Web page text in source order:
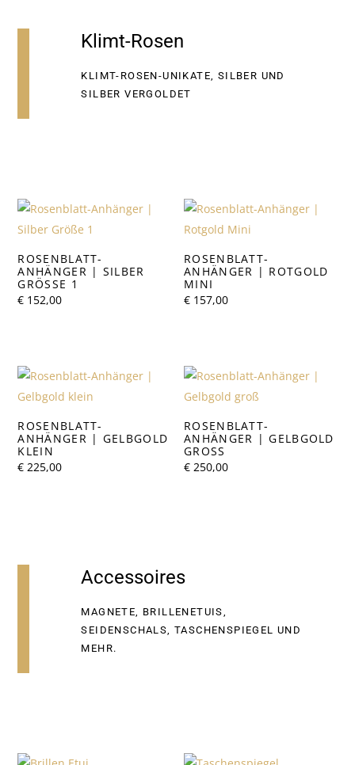
Klimt-Rosen
KLIMT-ROSEN-UNIKATE, SILBER UND
SILBER VERGOLDET
ROSENBLATT-
ANHÄNGER | SILBER
GRÖSSE 1
€ 152,00
ROSENBLATT-
ANHÄNGER | ROTGOLD
MINI
€ 157,00
ROSENBLATT-
ANHÄNGER | GELBGOLD
KLEIN
€ 225,00
ROSENBLATT-
ANHÄNGER | GELBGOLD
GROSS
€ 250,00
Accessoires
MAGNETE, BRILLENETUIS,
SEIDENSCHALS, TASCHENSPIEGEL UND
MEHR.